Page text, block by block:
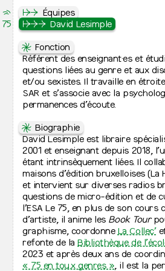
Le Septantecinq
École Supérieure des Arts de l’image
↦
Cursus
↦ ⇒ Peinture
↦
⇒ Images plurielles imprimées
↦
⇒ Graphisme
↦
⇒ Photographie
↦
⇒ Bachelier de spécialisation
↦
Jurys de fin d’études
↦
Admissions et inscription
↦
⇒ Inscriptions à l’école
↦
⇒ Admission 2026-2027
↦
L’école
↦
⇒ Présentation
↦
⇒ Contacts et lieux d’activité
↦
⇒ Équipes
↦
⇒ Relations internationales
↦
⇒ Recherche artistique
↦
⇒ Cinquante ans d’histoire
↦ L’école
↦⇒ Équipes
⇋ Direction
↛ Valérie Pihet
+32 2 761 01 20
direction@le75.be
⇋ Équipes administratives
joelle.meys@le75.be
↛ Noëlle Costa-Fujimoto
+32 2 761 01 21
noelle.costa@le75.be
↛ Julia Van Weddingen
+32 2 761 01 25
julia.vanweddingen@le75.be
↛ Eric Toumpsin
technique@le75.be
↛ David Lesimple
david.lesimple@le75.be
↛ Auriane Smets
+32 2 761 01 24
↦⇒ Équipes
↦⇒⇒ David Lesimple
⇋ Fonction
Référent des enseignant·es et
questions liées au genre et aux
et/ou sexistes. Il travaille en
SAR et s’associe avec la
permanences d’écoute.
⇋ Biographie
David Lesimple est libraire
2001 et enseignant depuis 2018,
étant intrinsèquement liées. Il
maisons d’édition bruxelloises (La
et intervient sur diverses radios
questions de micro-édition et de
l’ESA Le 75, en plus de son cours
d’artiste, il anime les Book Tour
graphisme, coordonne La Collec’
refonte de laBibliothèque de
2023 et après deux ans de
« 75 en tou.x genres » , il est la
⇶
75